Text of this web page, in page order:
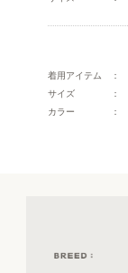
着用アイテム
サイズ
カラー